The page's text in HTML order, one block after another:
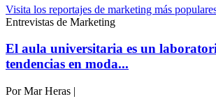
Visita los reportajes de marketing más
Entrevistas de Marketing
El aula universitaria es un
tendencias en moda...
PorMar Heras |